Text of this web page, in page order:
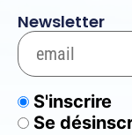
Newsletter
S'inscrire
Se